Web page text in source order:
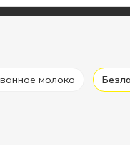
молоко